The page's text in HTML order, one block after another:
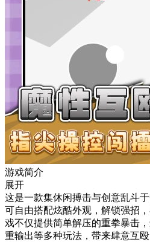
游戏简介
展开
这是一款集休闲搏击与创意乱斗
可自由搭配炫酷外观，解锁强招
戏不仅提供简单解压的重拳暴击
重输出等多种玩法，带来肆意互